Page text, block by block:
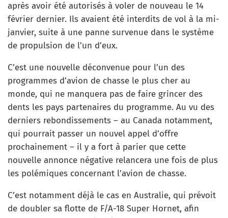
après avoir été autorisés à voler de nouveau le 14
février dernier. Ils avaient été interdits de vol à la mi-
janvier, suite à une panne survenue dans le système
de propulsion de l’un d’eux.
C’est une nouvelle déconvenue pour l’un des
programmes d’avion de chasse le plus cher au
monde, qui ne manquera pas de faire grincer des
dents les pays partenaires du programme. Au vu des
derniers rebondissements – au Canada notamment,
qui pourrait passer un nouvel appel d’offre
prochainement – il y a fort à parier que cette
nouvelle annonce négative relancera une fois de plus
les polémiques concernant l’avion de chasse.
C’est notamment déjà le cas en Australie, qui prévoit
de doubler sa flotte de F/A-18 Super Hornet, afin